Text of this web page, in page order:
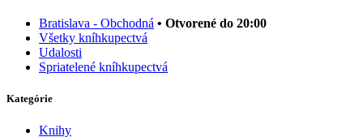
Bratislava - Obchodná • Otvorené do 20:00
Všetky kníhkupectvá
Udalosti
Spriatelené kníhkupectvá
Kategórie
Knihy